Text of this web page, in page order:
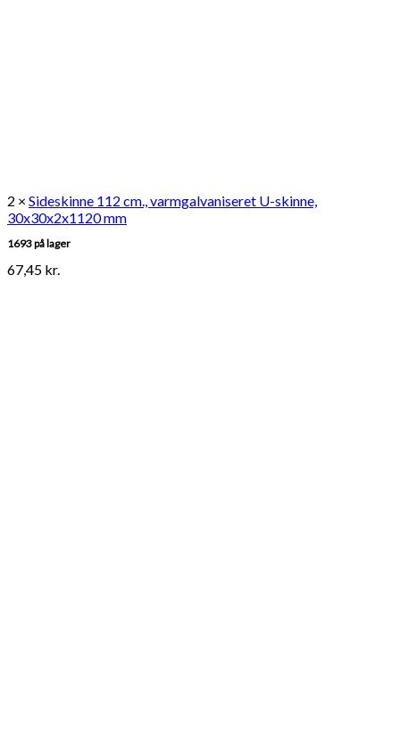
2 × Sideskinne 112 cm., varmgalvaniseret U-skinne,
30x30x2x1120 mm
1693 på lager
67,45 kr.